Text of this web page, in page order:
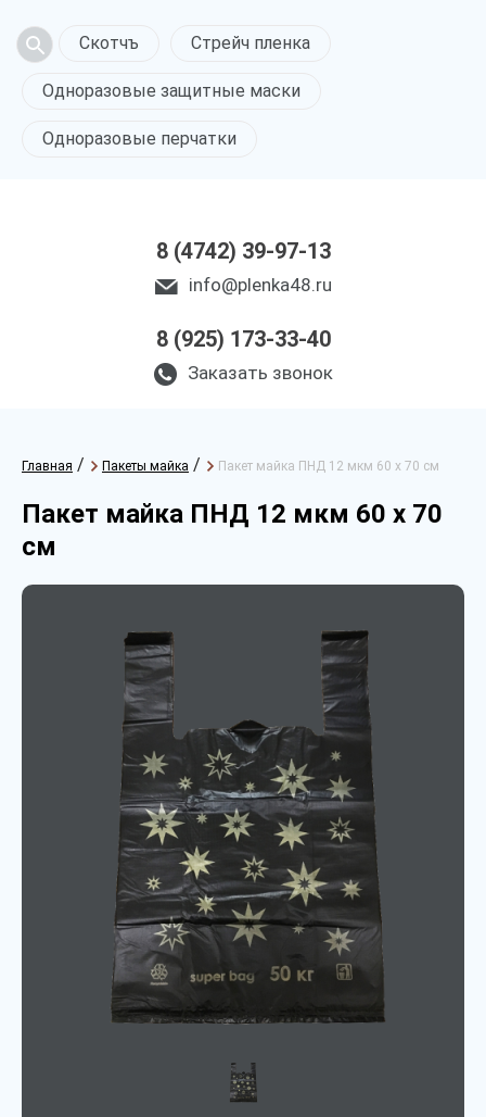
Скотчъ Стрейч пленка
Одноразовые защитные маски
Одноразовые перчатки
8 (4742) 39-97-13
info@plenka48.ru
8 (925) 173-33-40
Заказать звонок
Главная / Пакеты майка / Пакет майка ПНД 12 мкм 60 х 70 см
Пакет майка ПНД 12 мкм 60 х 70
см